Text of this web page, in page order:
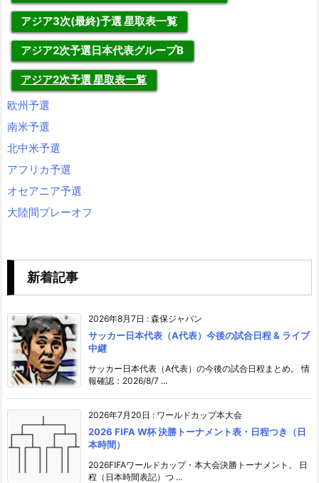
アジア3次(最終)予選 星取表一覧
アジア2次予選日本代表グループB
アジア2次予選 星取表一覧
欧州予選
南米予選
北中米予選
アフリカ予選
オセアニア予選
大陸間プレーオフ
新着記事
2026年8月7日 : 森保ジャパン
サッカー日本代表（A代表）今後の試合日程 & ライブ
中継
サッカー日本代表（A代表）の今後の試合日程まとめ。 情
報確認：2026/8/7 ...
2026年7月20日 : ワールドカップ本大会
2026 FIFA W杯 決勝トーナメント表・日程つき（日
本時間）
2026FIFAワールドカップ・本大会決勝トーナメント。 日
程（日本時間表記）つ ...